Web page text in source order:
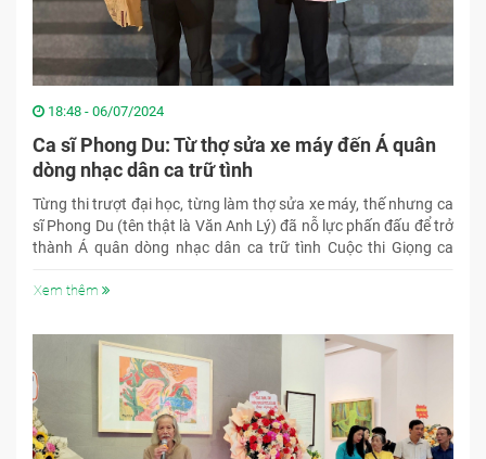
18:48 - 06/07/2024
Ca sĩ Phong Du: Từ thợ sửa xe máy đến Á quân
dòng nhạc dân ca trữ tình
Từng thi trượt đại học, từng làm thợ sửa xe máy, thế nhưng ca
sĩ Phong Du (tên thật là Văn Anh Lý) đã nỗ lực phấn đấu để trở
thành Á quân dòng nhạc dân ca trữ tình Cuộc thi Giọng ca
Xem thêm